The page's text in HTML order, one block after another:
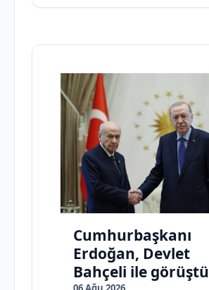
Cumhurbaşkanı
Erdoğan, Devlet
Bahçeli ile görüştü